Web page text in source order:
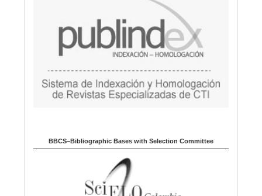
BBCS–Bibliographic Bases with Selection Committee